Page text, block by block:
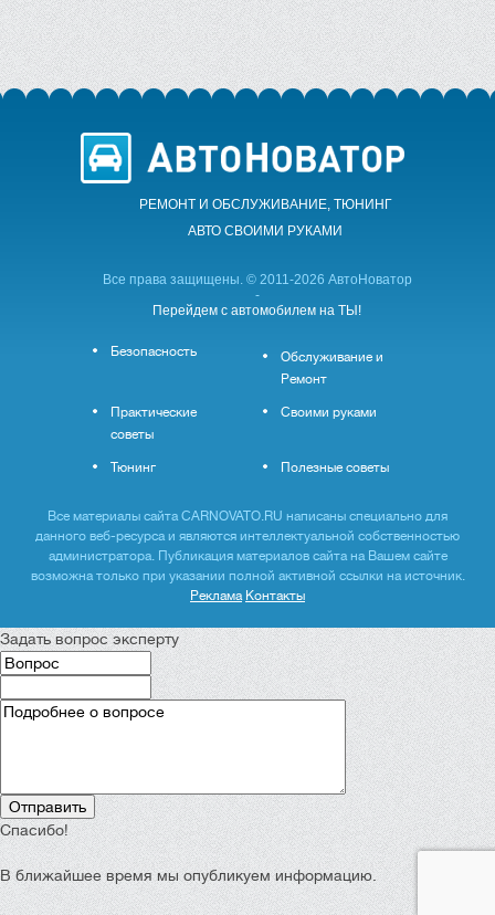
РЕМОНТ И ОБСЛУЖИВАНИЕ, ТЮНИНГ
АВТО CВОИМИ РУКАМИ
Все права защищены. © 2011-2026 АвтоНоватор
-
Перейдем с автомобилем на ТЫ!
Безопасность
Обслуживание и
Ремонт
Практические
советы
Своими руками
Тюнинг Полезные советы
Все материалы сайта CARNOVATO.RU написаны специально для
данного веб-ресурса и являются интеллектуальной собственностью
администратора. Публикация материалов сайта на Вашем сайте
возможна только при указании полной активной ссылки на источник.
Реклама Контакты
Задать вопрос эксперту
Спасибо!
В ближайшее время мы опубликуем информацию.